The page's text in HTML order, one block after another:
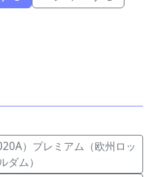
）プレミアム（欧州ロッ
ダム）